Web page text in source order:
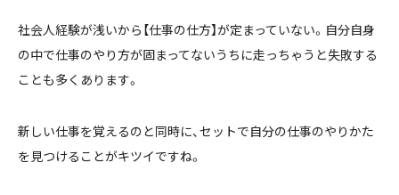
社会人経験が浅いから【仕事の仕方】が定まっていない。自分自身
の中で仕事のやり方が固まってないうちに走っちゃうと失敗する
ことも多くあります。
新しい仕事を覚えるのと同時に、セットで自分の仕事のやりかた
を見つけることがキツイですね。